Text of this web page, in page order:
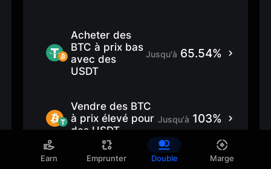
Earn Emprunter Double Marge
Acheter des
BTC à prix bas
avec des
USDT
Jusqu'à 65.54%
Vendre des BTC
à prix élevé pour
des USDT
Jusqu'à 103%
Acheter des